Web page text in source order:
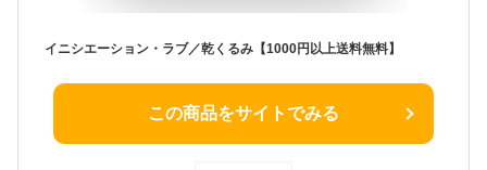
イニシエーション・ラブ／乾くるみ【1000円以上送料無料】
この商品をサイトでみる